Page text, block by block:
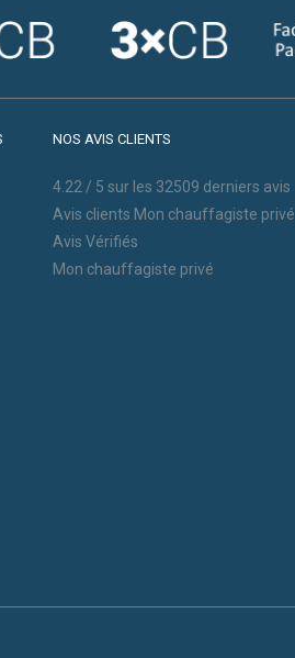
NOS AVIS CLIENTS
4.22 / 5 sur les 32509 derniers avis
Avis clients Mon chauffagiste privé |
Avis Vérifiés
Mon chauffagiste privé